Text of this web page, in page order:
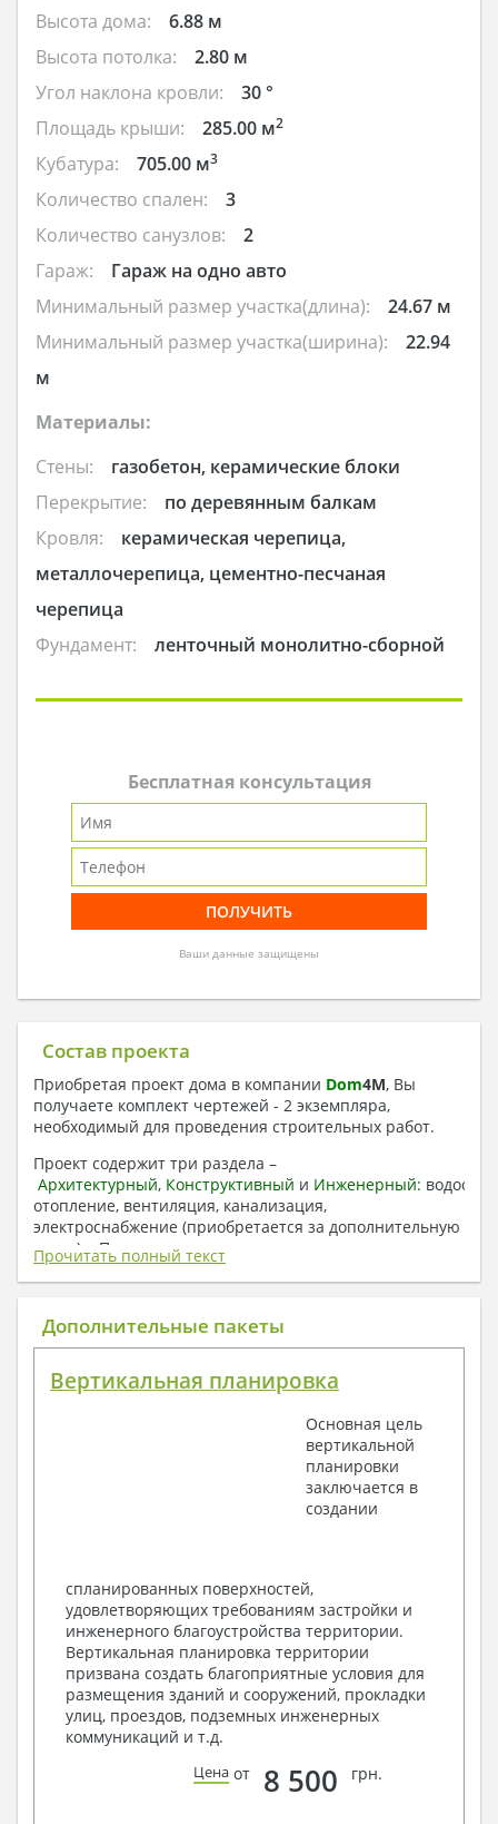
Высота дома:
6.88 м
Высота потолка:
2.80 м
Угол наклона кровли:
30 °
Площадь крыши:
285.00 м2
Кубатура: 705.00 м3
Количество спален:
3
Количество санузлов:
2
Гараж:
Гараж на одно авто
Минимальный размер участка(длина):
24.67 м
Минимальный размер участка(ширина):
22.94
м
Материалы:
Стены:
газобетон, керамические блоки
Перекрытие:
по деревянным балкам
Кровля:
керамическая черепица,
металлочерепица, цементно-песчаная
черепица
Фундамент:
ленточный монолитно-сборной
Бесплатная консультация
Ваши данные защищены
Состав проекта
Приобретая проект дома в компании Dom4M, Вы
получаете комплект чертежей - 2 экземпляра,
необходимый для проведения строительных работ.
Проект содержит три раздела –
Архитектурный, Конструктивный и Инженерный:
отопление, вентиляция, канализация,
электроснабжение (приобретается за дополнительную
плату) + Пояснительная записка.
1. Архитектурный раздел:
Общие данные по проекту
Поэтажные маркировочные планы с
Разрезы и состав конструкций
Фасады с ведомостью внешних отделок
Элементы проемов – спецификация
Ведомость перемычек – сечения и
Архитектурные узлы в конструкциях
2. Конструктивный раздел:
Общие данные по проекту
Схемы расположения и расчеты фундаментов
Элементы каркаса – схемы расположения
Схема расположения перекрытий
Опоры перекрытия на стены или Узлы
Элементы кровли – схемы расположения
Прочитать полный текст
Дополнительные пакеты
Вертикальная планировка
Основная цель
вертикальной
планировки
заключается в
создании
спланированных поверхностей,
удовлетворяющих требованиям застройки и
инженерного благоустройства территории.
Вертикальная планировка территории
призвана создать благоприятные условия для
размещения зданий и сооружений, прокладки
улиц, проездов, подземных инженерных
коммуникаций и т.д.
Цена от 8 500 грн.